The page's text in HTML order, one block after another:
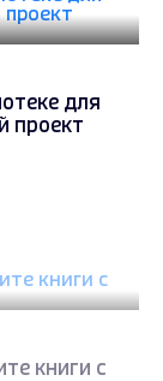
для
проект
книги с